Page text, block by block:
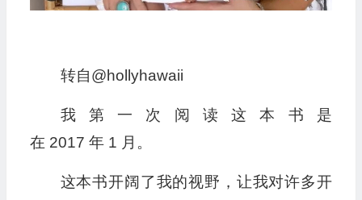
转自@hollyhawaii
我第一次阅读这本书是
在 2017 年 1 月。
这本书开阔了我的视野，让我对许多开